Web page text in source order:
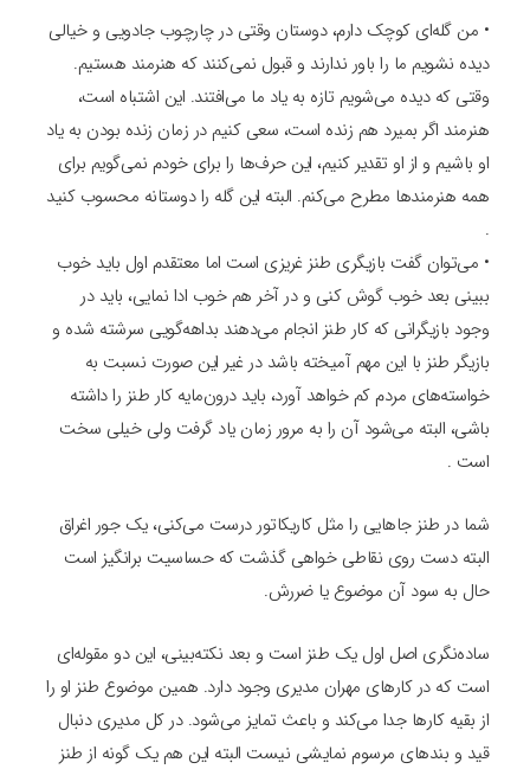
• من گله‌ای کوچک دارم، دوستان وقتی در چارچوب جادویی و خیالی
دیده نشویم ما را باور ندارند و قبول نمی‌‌کنند که هنرمند هستیم.
وقتی که دیده می‌‌شویم تازه به یاد ما می‌‌افتند. این اشتباه است،
هنرمند اگر بمیرد هم زنده است، سعی کنیم در زمان زنده بودن به یاد
او باشیم و از او تقدیر کنیم، این حرف‌ها را برای خودم نمی‌‌گویم برای
همه هنرمندها مطرح می‌‌کنم. البته این گله را دوستانه محسوب کنید
.
• می‌‌توان گفت بازیگری طنز غریزی است اما معتقدم اول باید خوب
ببینی بعد خوب گوش کنی و در آخر هم خوب ادا نمایی، باید در
وجود بازیگرانی که کار طنز انجام می‌‌دهند بداهه‌گویی سرشته شده و
بازیگر طنز با این مهم آمیخته باشد در غیر این صورت نسبت به
خواسته‌های مردم کم خواهد آورد، باید درون‌مایه کار طنز را داشته
باشی، البته می‌‌شود آن را به مرور زمان یاد گرفت ولی خیلی سخت
است .
شما در طنز جاهایی را مثل کاریکاتور درست می‌‌کنی، یک‌ جور اغراق
البته دست روی نقاطی خواهی گذشت که حساسیت برانگیز است
حال به سود آن موضوع یا ضررش.
ساده‌نگری اصل اول یک طنز است و بعد نکته‌بینی، این دو مقوله‌ای
است که در کارهای مهران مدیری وجود دارد. همین موضوع طنز او را
از بقیه کارها جدا می‌‌کند و باعث تمایز می‌‌شود. در کل مدیری دنبال
قید و بند‌های مرسوم نمایشی نیست البته این هم یک گونه از طنز